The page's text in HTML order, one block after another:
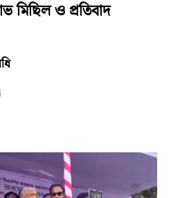
মিছিল ও প্রতিবাদ